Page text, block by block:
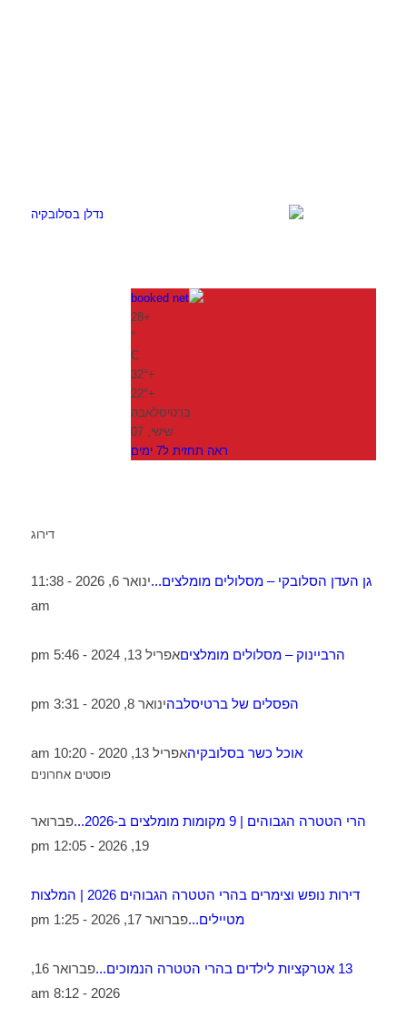
+
28
°
C
+
32°
+
22°
ברטיסלאבה
שישי, 07
ראה תחזית ל7 ימים
דירוג
גן העדן הסלובקי – מסלולים מומלצים...
ינואר 6, 2026 - 11:38
am
הרביינוק – מסלולים מומלציםאפריל 13, 2024 - 5:46 pm
הפסלים של ברטיסלבהינואר 8, 2020 - 3:31 pm
אוכל כשר בסלובקיהאפריל 13, 2020 - 10:20 am
פוסטים אחרונים
הרי הטטרה הגבוהים | 9 מקומות מומלצים ב-2026...
פברואר
19, 2026 - 12:05 pm
דירות נופש וצימרים בהרי הטטרה הגבוהים 2026 | המלצות
מטיילים...פברואר 17, 2026 - 1:25 pm
13 אטרקציות לילדים בהרי הטטרה הנמוכים...
פברואר 16,
2026 - 8:12 am